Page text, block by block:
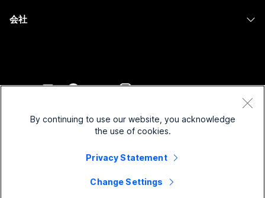
セキュリティ
非営利
スタートアップ
ハイブリッド ワーク
インクルージョン
会社
セールスに問い合わせ
Webex ソート リーダーシップ
Webex Merch Store
キャリア
プライバシーステートメント
By continuing to use our website, you acknowledge
the use of cookies.
Privacy Statement
Change Settings